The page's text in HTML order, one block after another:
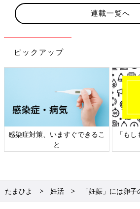
連載一覧へ
ピックアップ
感染症対策、いますぐできるこ
と
「も
たまひよ 妊活 「妊娠」には卵